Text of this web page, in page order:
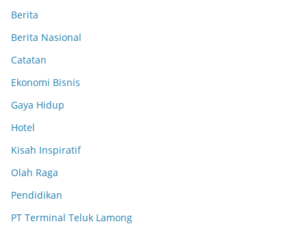
Berita
Berita Nasional
Catatan
Ekonomi Bisnis
Gaya Hidup
Hotel
Kisah Inspiratif
Olah Raga
Pendidikan
PT Terminal Teluk Lamong